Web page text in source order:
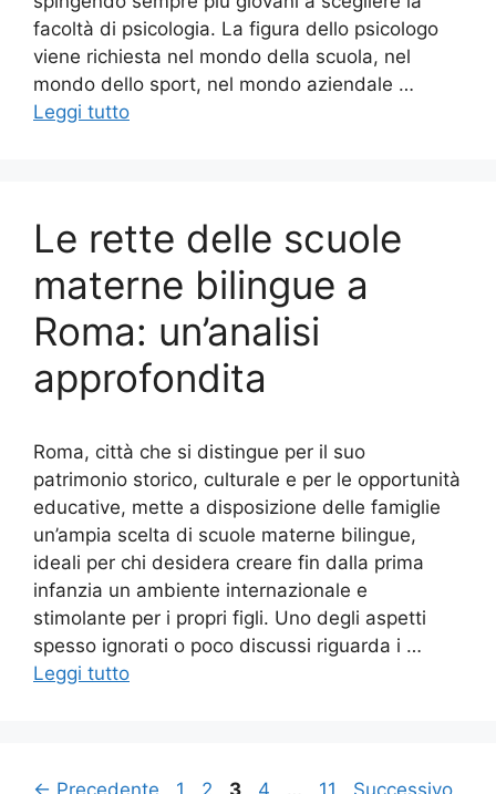
facoltà di psicologia. La figura dello psicologo
viene richiesta nel mondo della scuola, nel
mondo dello sport, nel mondo aziendale …
Leggi tutto
Le rette delle scuole
materne bilingue a
Roma: un’analisi
approfondita
Roma, città che si distingue per il suo
patrimonio storico, culturale e per le opportunità
educative, mette a disposizione delle famiglie
un’ampia scelta di scuole materne bilingue,
ideali per chi desidera creare fin dalla prima
infanzia un ambiente internazionale e
stimolante per i propri figli. Uno degli aspetti
spesso ignorati o poco discussi riguarda i …
Leggi tutto
← Precedente Pagina
1 Pagina
2 Pagina
3 Pagina
4 … Pagina
11
Successivo